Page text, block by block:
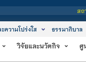
สถาบันเทคโนโล
ความโปร่งใส ธรรมาภิบาล
วิจัยและนวัตกิจ ศู